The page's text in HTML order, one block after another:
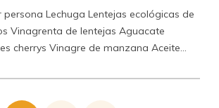
Lechuga Lentejas ecológicas de
Vinagrenta de lentejas Aguacate
cherrys Vinagre de manzana Aceite…